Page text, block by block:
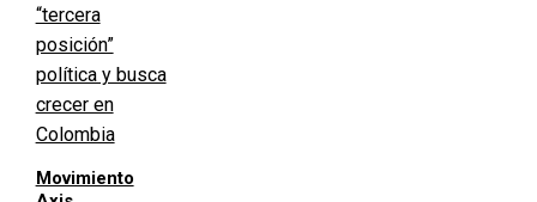
Movimiento